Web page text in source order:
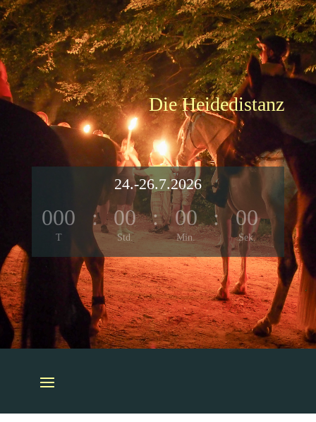
Die Heidedistanz
24.-26.7.2026
000
T
: 00
Std.
: 00
Min.
: 00
Sek.